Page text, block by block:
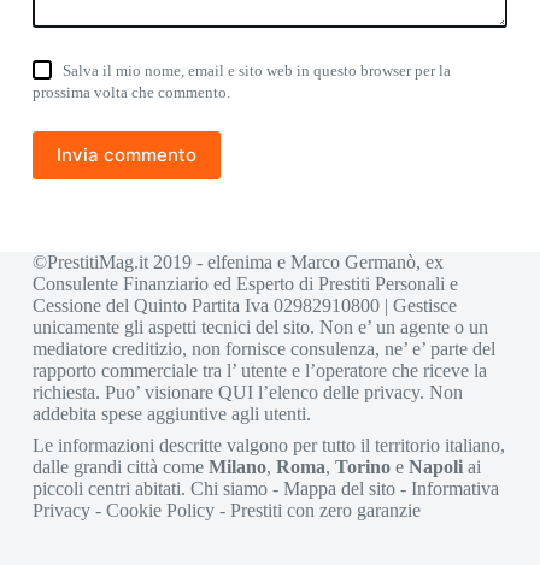
Salva il mio nome, email e sito web in questo browser per la
prossima volta che commento.
Invia commento
©PrestitiMag.it 2019 - elfenima e Marco Germanò, ex
Consulente Finanziario ed Esperto di Prestiti Personali e
Cessione del Quinto Partita Iva 02982910800 | Gestisce
unicamente gli aspetti tecnici del sito. Non e’ un agente o un
mediatore creditizio, non fornisce consulenza, ne’ e’ parte del
rapporto commerciale tra l’ utente e l’operatore che riceve la
richiesta. Puo’ visionare QUIl’elenco delle privacy. Non
addebita spese aggiuntive agli utenti.
Le informazioni descritte valgono per tutto il territorio italiano,
dalle grandi città come Milano, Roma, Torinoe Napoliai
piccoli centri abitati. Chi siamo- Mappa del sito- Informativa
Privacy- Cookie Policy- Prestiti con zero garanzie